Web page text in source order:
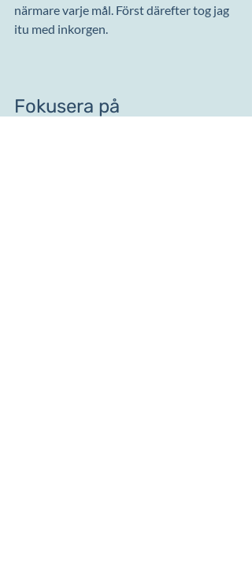
närmare varje mål. Först därefter tog jag
itu med inkorgen.
Fokusera på